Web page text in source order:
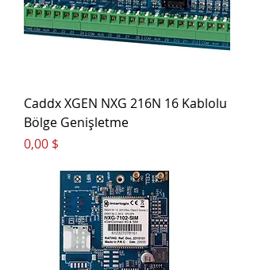
Caddx XGEN NXG 216N 16 Kablolu
Bölge Genişletme
Цена
0,00 $